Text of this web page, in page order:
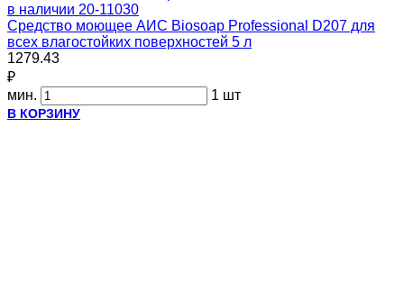
в наличии 20-11030
Средство моющее АИС Biosoap Professional D207 для
всех влагостойких поверхностей 5 л
1279.43
₽
мин.
1 шт
В КОРЗИНУ